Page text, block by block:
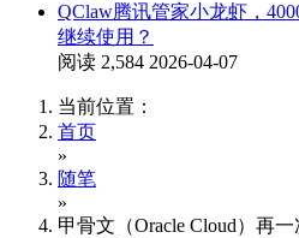
QClaw腾讯管家小龙虾，
继续使用？
阅读 2,584 2026-04-07
当前位置：
首页
»
随笔
»
甲骨文（Oracle Cloud）再